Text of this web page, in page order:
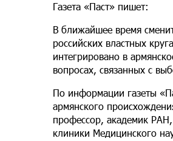
Газета «Паст» пишет:
В ближайшее время
российских властных
интегрировано в
вопросах, связанных с
По информации газеты
армянского
профессор, академик
клиники Медицинского